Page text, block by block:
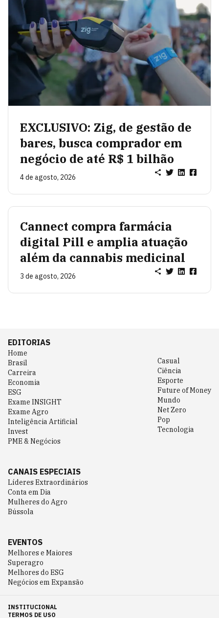
EXCLUSIVO: Zig, de gestão de
bares, busca comprador em
negócio de até R$ 1 bilhão
4 de agosto, 2026
Cannect compra farmácia
digital Pill e amplia atuação
além da cannabis medicinal
3 de agosto, 2026
EDITORIAS
Home
Brasil
Carreira
Economia
ESG
Exame INSIGHT
Exame Agro
Inteligência Artificial
Invest
PME & Negócios
Casual
Ciência
Esporte
Future of Money
Mundo
Net Zero
Pop
Tecnologia
CANAIS ESPECIAIS
Líderes Extraordinários
Conta em Dia
Mulheres do Agro
Bússola
EVENTOS
Melhores e Maiores
Superagro
Melhores do ESG
Negócios em Expansão
INSTITUCIONAL
TERMOS DE USO